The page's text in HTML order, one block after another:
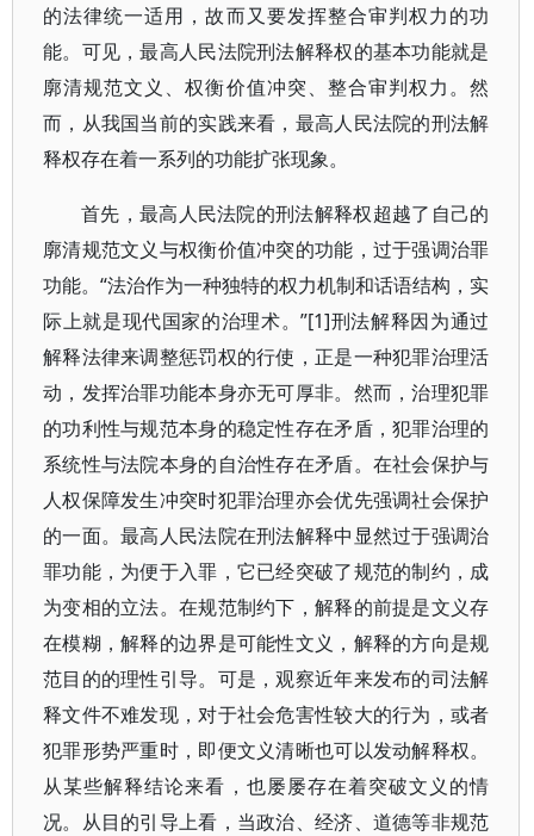
的法律统一适用，故而又要发挥整合审判权力的功
能。可见，最高人民法院刑法解释权的基本功能就是
廓清规范文义、权衡价值冲突、整合审判权力。然
而，从我国当前的实践来看，最高人民法院的刑法解
释权存在着一系列的功能扩张现象。
首先，最高人民法院的刑法解释权超越了自己的
廓清规范文义与权衡价值冲突的功能，过于强调治罪
功能。“法治作为一种独特的权力机制和话语结构，实
际上就是现代国家的治理术。”[1]刑法解释因为通过
解释法律来调整惩罚权的行使，正是一种犯罪治理活
动，发挥治罪功能本身亦无可厚非。然而，治理犯罪
的功利性与规范本身的稳定性存在矛盾，犯罪治理的
系统性与法院本身的自治性存在矛盾。在社会保护与
人权保障发生冲突时犯罪治理亦会优先强调社会保护
的一面。最高人民法院在刑法解释中显然过于强调治
罪功能，为便于入罪，它已经突破了规范的制约，成
为变相的立法。在规范制约下，解释的前提是文义存
在模糊，解释的边界是可能性文义，解释的方向是规
范目的的理性引导。可是，观察近年来发布的司法解
释文件不难发现，对于社会危害性较大的行为，或者
犯罪形势严重时，即便文义清晰也可以发动解释权。
从某些解释结论来看，也屡屡存在着突破文义的情
况。从目的引导上看，当政治、经济、道德等非规范